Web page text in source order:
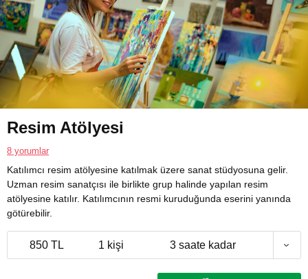
Resim Atölyesi
8 yorumlar
Katılımcı resim atölyesine katılmak üzere sanat stüdyosuna gelir.
Uzman resim sanatçısı ile birlikte grup halinde yapılan resim
atölyesine katılır. Katılımcının resmi kuruduğunda eserini yanında
götürebilir.
850 TL 1 kişi 3 saate kadar